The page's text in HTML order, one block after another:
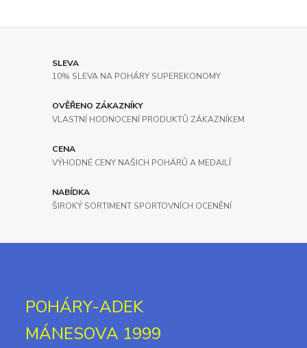
SLEVA
10% SLEVA NA POHÁRY SUPEREKONOMY
OVĚŘENO ZÁKAZNÍKY
VLASTNÍ HODNOCENÍ PRODUKTŮ ZÁKAZNÍKEM
CENA
VÝHODNÉ CENY NAŠICH POHÁRŮ A MEDAILÍ
NABÍDKA
ŠIROKÝ SORTIMENT SPORTOVNÍCH OCENĚNÍ
POHÁRY-ADEK
MÁNESOVA 1999